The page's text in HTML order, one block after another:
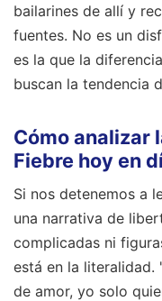
bailarines de allí y
fuentes. No es un
es la que la
buscan la tendencia
Cómo analizar
Fiebre hoy en
Si nos detenemos a
una narrativa de
complicadas ni
está en la literalidad.
de amor, yo solo